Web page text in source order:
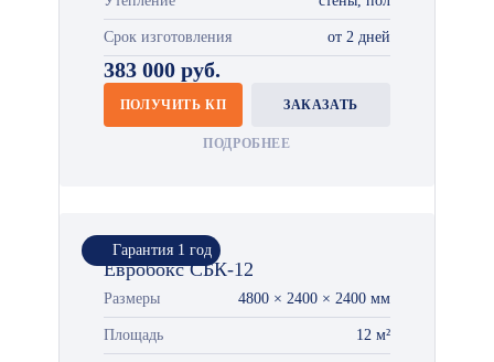
Срок изготовления от 2 дней
383 000 руб.
ПОЛУЧИТЬ КП ЗАКАЗАТЬ
ПОДРОБНЕЕ
Гарантия 1 год
Евробокс СБК-12
Размеры 4800 × 2400 × 2400 мм
Площадь 12 м²